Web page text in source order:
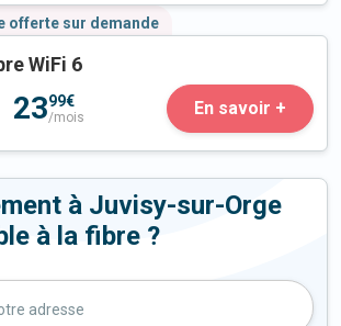
offerte sur demande
WiFi 6
2399€
/mois En savoir +
à Juvisy-sur-Orge
à la fibre ?
adresse